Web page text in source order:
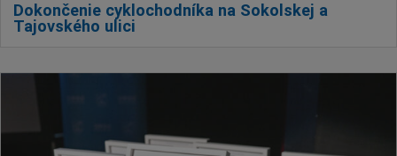
Dokončenie cyklochodníka na Sokolskej a
Tajovského ulici